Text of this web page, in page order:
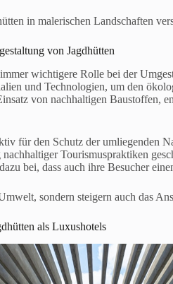
in malerischen Landschaften
von Jagdhütten
wichtigere Rolle bei der
und Technologien, um den
von nachhaltigen Baustoffen,
für den Schutz der umliegenden
Tourismuspraktiken
bei, dass auch ihre Besucher
sondern steigern auch das
als Luxushotels